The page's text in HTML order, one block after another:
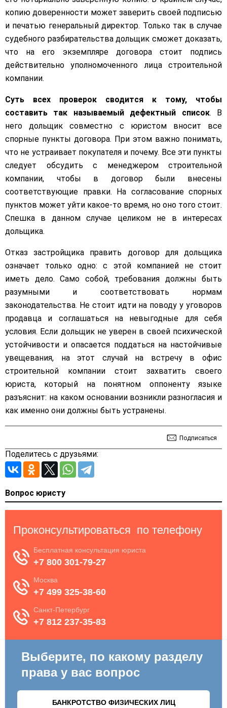
копию доверенности может заверить своей подписью
и печатью генеральный директор. Только так в случае
судебного разбирательства дольщик сможет доказать,
что на его экземпляре договора стоит подпись
действительно уполномоченного лица строительной
компании.
Суть всех проверок сводится к тому, чтобы
составить так называемый дефектный список. В
него дольщик совместно с юристом вносит все
спорные пункты договора. При этом важно понимать,
что не устраивает покупателя и почему. Все эти пункты
следует обсудить с менеджером строительной
компании, чтобы в договор были внесены
соответствующие правки. На согласование спорных
пунктов может уйти какое-то время, но оно того стоит.
Спешка в данном случае целиком не в интересах
дольщика.
Отказ застройщика править договор для дольщика
означает только одно: с этой компанией не стоит
иметь дело. Само собой, требования должны быть
разумными и соответствовать нормам
законодательства. Не стоит идти на поводу у уговоров
продавца и соглашаться на невыгодные для себя
условия. Если дольщик не уверен в своей психической
устойчивости и опасается поддаться на настойчивые
увещевания, на этот случай на встречу в офис
строительной компании стоит захватить своего
юриста, который на понятном оппоненту языке
разъяснит: на каком основании возникли разногласия и
как именно они должны быть устранены.
Подписаться
Поделитесь с друзьями:
Вопрос юристу